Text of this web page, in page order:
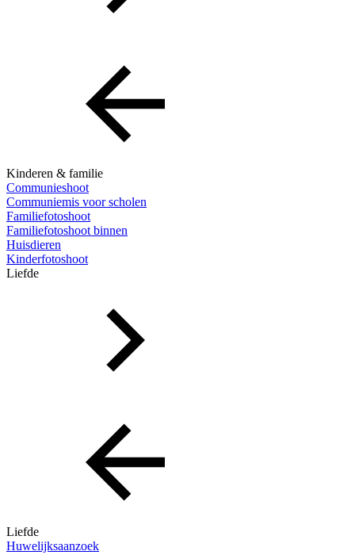
Kinderen & familie
Communieshoot
Communiemis voor scholen
Familiefotoshoot
Familiefotoshoot binnen
Huisdieren
Kinderfotoshoot
Liefde
Liefde
Huwelijksaanzoek